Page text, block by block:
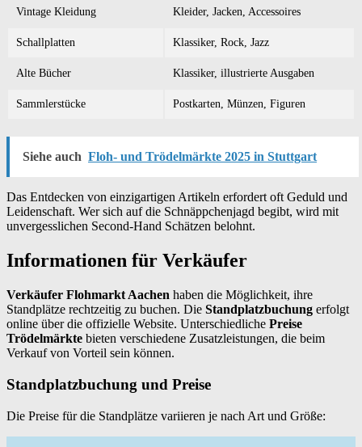
Vintage Kleidung Kleider, Jacken, Accessoires
Schallplatten Klassiker, Rock, Jazz
Alte Bücher Klassiker, illustrierte Ausgaben
Sammlerstücke Postkarten, Münzen, Figuren
Siehe auch Floh- und Trödelmärkte 2025 in Stuttgart
Das Entdecken von einzigartigen Artikeln erfordert oft Geduld und
Leidenschaft. Wer sich auf die Schnäppchenjagd begibt, wird mit
unvergesslichen Second-Hand Schätzen belohnt.
Informationen für Verkäufer
Verkäufer Flohmarkt Aachen haben die Möglichkeit, ihre
Standplätze rechtzeitig zu buchen. Die Standplatzbuchung erfolgt
online über die offizielle Website. Unterschiedliche Preise
Trödelmärkte bieten verschiedene Zusatzleistungen, die beim
Verkauf von Vorteil sein können.
Standplatzbuchung und Preise
Die Preise für die Standplätze variieren je nach Art und Größe: